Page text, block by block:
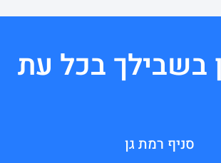
בשבילך בכל עת
סניף רמת גן